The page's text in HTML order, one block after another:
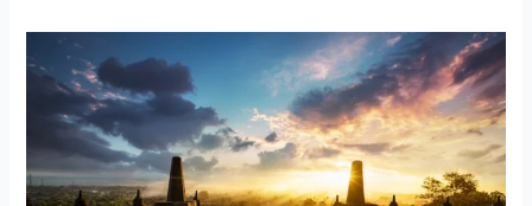
Avantages
d’Utiliser
Services
d’une